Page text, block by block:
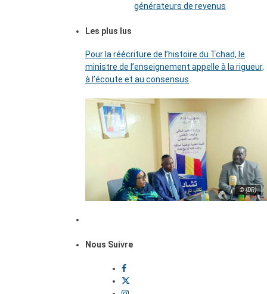
générateurs de revenus
Les plus lus
Pour la réécriture de l’histoire du Tchad, le
ministre de l’enseignement appelle à la rigueur,
à l’écoute et au consensus
© (DR)
Nous Suivre